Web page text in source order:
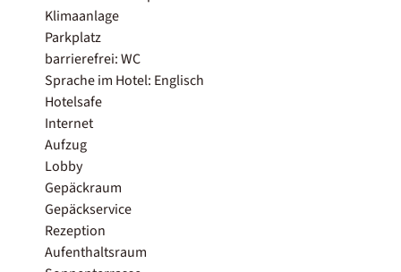
Klimaanlage
Parkplatz
barrierefrei: WC
Sprache im Hotel: Englisch
Hotelsafe
Internet
Aufzug
Lobby
Gepäckraum
Gepäckservice
Rezeption
Aufenthaltsraum